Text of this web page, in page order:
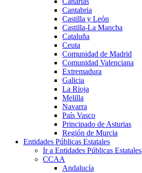
Cantabria
Castilla y León
Castilla-La Mancha
Cataluña
Ceuta
Comunidad de Madrid
Comunidad Valenciana
Extremadura
Galicia
La Rioja
Melilla
Navarra
País Vasco
Principado de Asturias
Región de Murcia
Entidades Públicas Estatales
Ir a Entidades Públicas Estatales
CCAA
Andalucía